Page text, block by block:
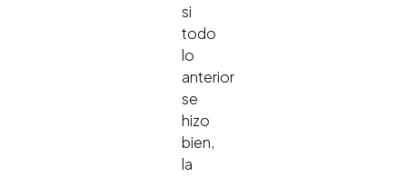
si
todo
lo
anterior
se
hizo
bien,
la